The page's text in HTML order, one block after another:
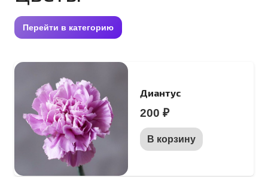
Перейти в категорию
Диантус
200 ₽
В корзину